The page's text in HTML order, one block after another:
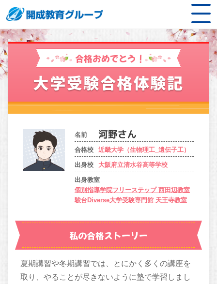
合格おめでとう！
大学受験合格体験記
名前
合格校 近畿大学（生物理工_遺伝子工）
出身校 大阪府立清水谷高等学校
出身教室
個別指導学院フリーステップ 西田辺教室
駿台Diverse大学受験専門館 天王寺教室
私の合格ストーリー
夏期講習や冬期講習では、とにかく多くの講座を
取り、やることが尽きないように塾で学習しまし